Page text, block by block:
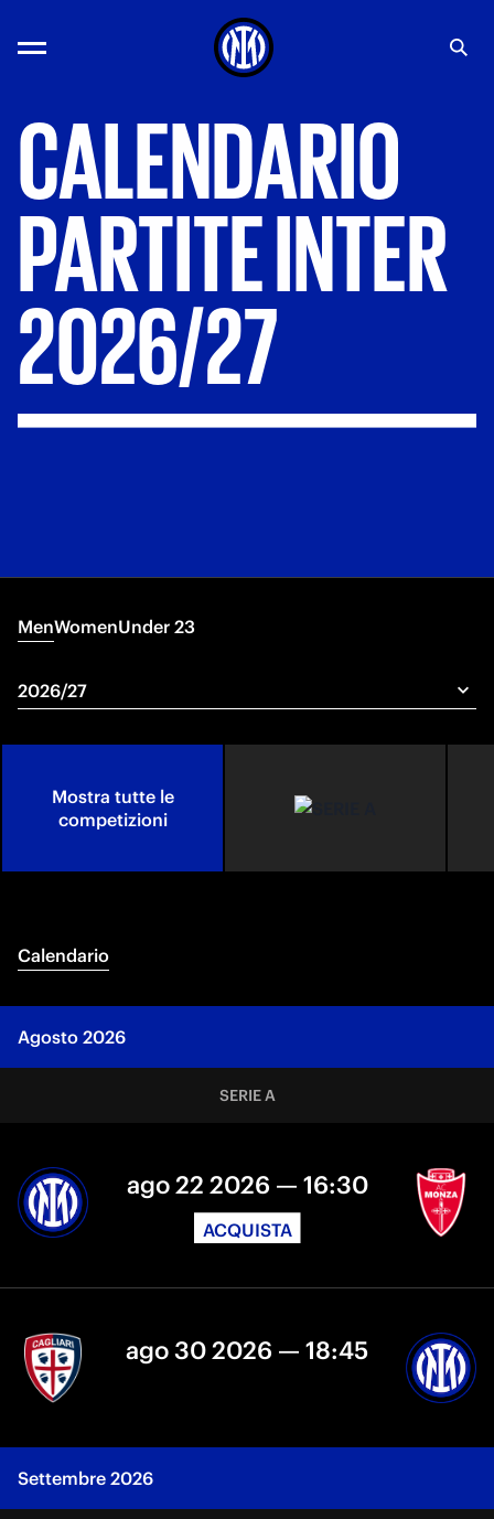
CALENDARIO
PARTITEINTER
2026/27
MenWomenUnder 23
Mostra tutte le
competizioni
Calendario
Agosto 2026
SERIE A
ago 22 2026 — 16:30
ACQUISTA
ago 30 2026 — 18:45
Settembre 2026